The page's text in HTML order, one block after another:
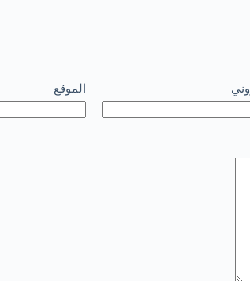
الموقع